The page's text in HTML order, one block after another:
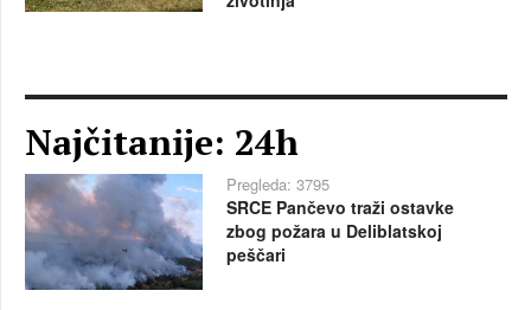
Najčitanije: 24h
Pregleda: 3795
SRCE Pančevo traži ostavke
zbog požara u Deliblatskoj
peščari